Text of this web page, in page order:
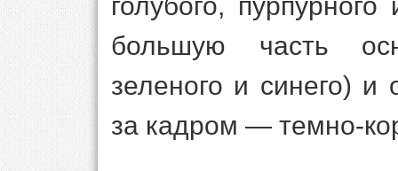
голубого,
большую часть
зеленого и синего) и
за кадром — темно-